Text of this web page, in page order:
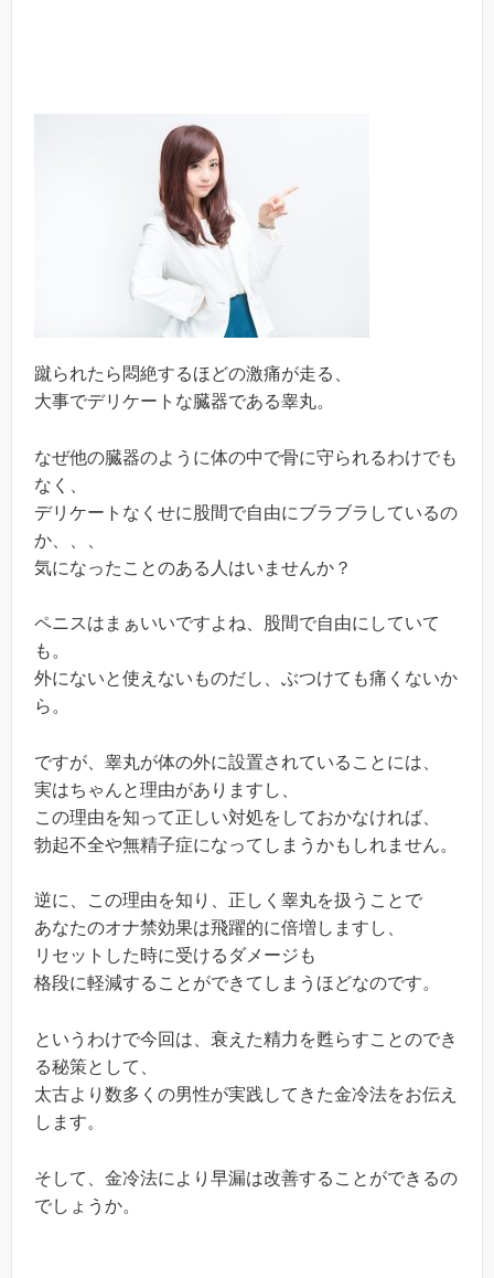
蹴られたら悶絶するほどの激痛が走る、
大事でデリケートな臓器である睾丸。
なぜ他の臓器のように体の中で骨に守られるわけでも
なく、
デリケートなくせに股間で自由にブラブラしているの
か、、、
気になったことのある人はいませんか？
ペニスはまぁいいですよね、股間で自由にしていて
も。
外にないと使えないものだし、ぶつけても痛くないか
ら。
ですが、睾丸が体の外に設置されていることには、
実はちゃんと理由がありますし、
この理由を知って正しい対処をしておかなければ、
勃起不全や無精子症になってしまうかもしれません。
逆に、この理由を知り、正しく睾丸を扱うことで
あなたのオナ禁効果は飛躍的に倍増しますし、
リセットした時に受けるダメージも
格段に軽減することができてしまうほどなのです。
というわけで今回は、衰えた精力を甦らすことのでき
る秘策として、
太古より数多くの男性が実践してきた金冷法をお伝え
します。
そして、金冷法により早漏は改善することができるの
でしょうか。